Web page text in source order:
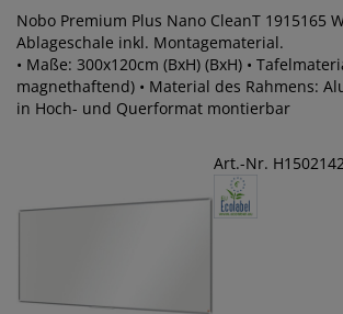
Nobo Premium Plus Nano CleanT 1915165
Ablageschale inkl. Montagematerial.
• Maße: 300x120cm (BxH) (BxH) •
magnethaftend) • Material des Rahmens:
in Hoch- und Querformat montierbar
Art.-Nr.